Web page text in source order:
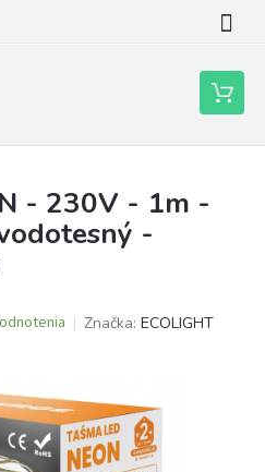
Nákupný
košík
- 230V - 1m -
-
Značka: ECOLIGHT